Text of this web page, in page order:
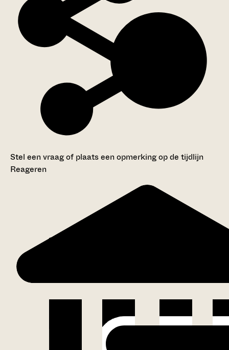
Stel een vraag of plaats een opmerking op de tijdlijn
Reageren